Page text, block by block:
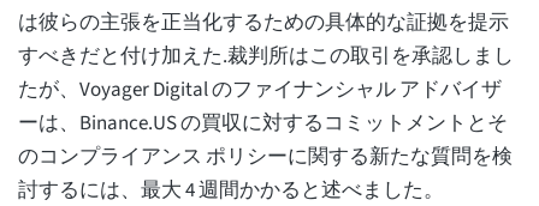
は彼らの主張を正当化するための具体的な証拠を提示
すべきだと付け加えた.裁判所はこの取引を承認しまし
たが、Voyager Digital のファイナンシャル アドバイザ
ーは、Binance.US の買収に対するコミットメントとそ
のコンプライアンス ポリシーに関する新たな質問を検
討するには、最大 4 週間かかると述べました。